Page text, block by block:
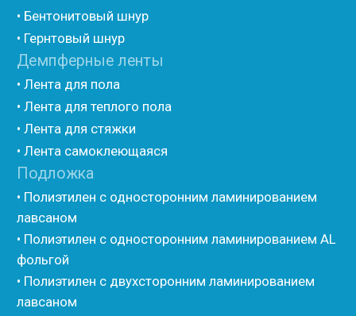
Другие товары
• Герлен
• Гермит
• Пороизол
• Техническая изоляция Хотпайп
• Энергофлекс
• K-flex
• Вспененные EPDM уплотнители
• Изоком Шнур
• Стенофлекс Шнур
• Стенофлекс Жгут
• Подложка Тепофол НПЭ
• Подложка Пенолин НПЭ
• Подложка Мосфол НПЭ
• Жгут Изонел
• Жгут Тилит